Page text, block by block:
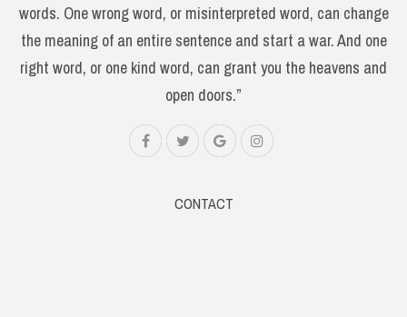
words. One wrong word, or misinterpreted word, can change
the meaning of an entire sentence and start a war. And one
right word, or one kind word, can grant you the heavens and
open doors.”
CONTACT